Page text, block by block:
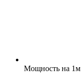
Мощность на 1м